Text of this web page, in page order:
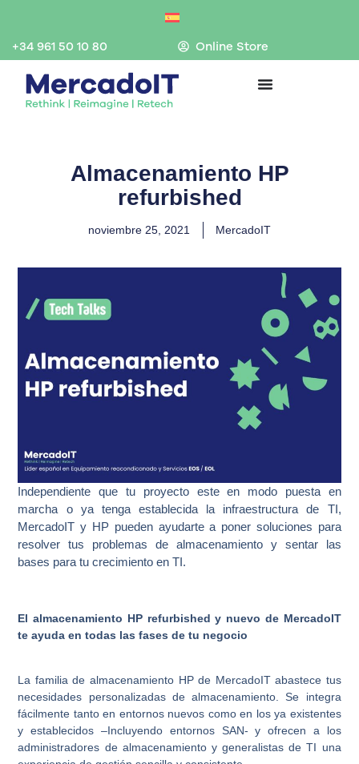
contenido
+34 961 50 10 80 Online Store
Almacenamiento HP
refurbished
noviembre 25, 2021 MercadoIT
Independiente que tu proyecto este en modo puesta en
marcha o ya tenga establecida la infraestructura de TI,
MercadoIT y HP pueden ayudarte a poner soluciones para
resolver tus problemas de almacenamiento y sentar las
bases para tu crecimiento en TI.
El almacenamiento HP refurbished y nuevo de MercadoIT
te ayuda en todas las fases de tu negocio
La familia de almacenamiento HP de MercadoIT abastece tus
necesidades personalizadas de almacenamiento. Se integra
fácilmente tanto en entornos nuevos como en los ya existentes
y establecidos –Incluyendo entornos SAN- y ofrecen a los
administradores de almacenamiento y generalistas de TI una